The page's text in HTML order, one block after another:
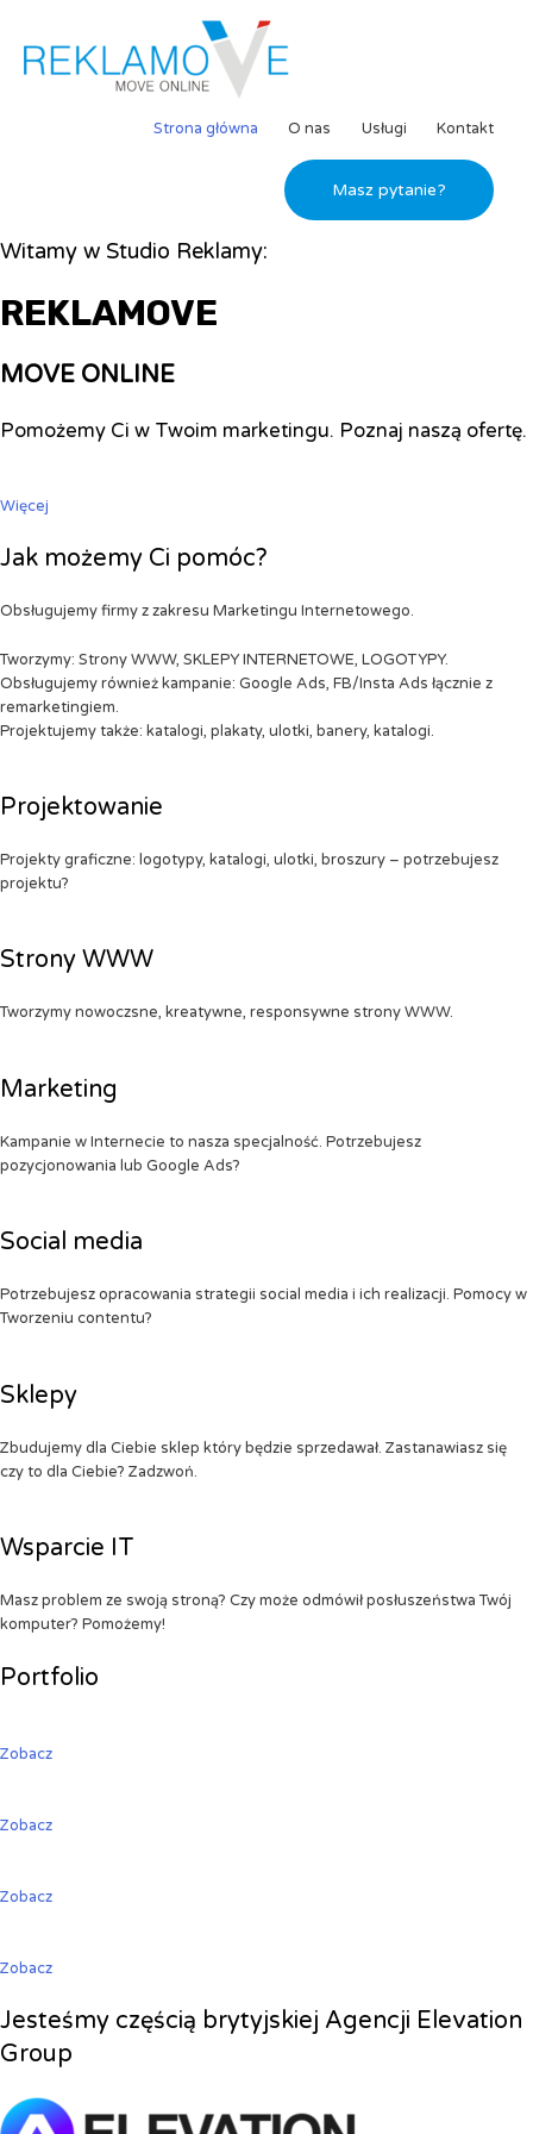
Strona główna O nas Usługi Kontakt
Masz pytanie?
Witamy w Studio Reklamy:
REKLAMOVE
MOVE ONLINE
Pomożemy Ci w Twoim marketingu. Poznaj naszą ofertę.
Więcej
Jak możemy Ci pomóc?
Obsługujemy firmy z zakresu Marketingu Internetowego.
Tworzymy: Strony WWW, SKLEPY INTERNETOWE, LOGOTYPY.
Obsługujemy również kampanie: Google Ads, FB/Insta Ads łącznie z
remarketingiem.
Projektujemy także: katalogi, plakaty, ulotki, banery, katalogi.
Projektowanie
Projekty graficzne: logotypy, katalogi, ulotki, broszury – potrzebujesz
projektu?
Strony WWW
Tworzymy nowoczsne, kreatywne, responsywne strony WWW.
Marketing
Kampanie w Internecie to nasza specjalność. Potrzebujesz
pozycjonowania lub Google Ads?
Social media
Potrzebujesz opracowania strategii social media i ich realizacji. Pomocy w
Tworzeniu contentu?
Sklepy
Zbudujemy dla Ciebie sklep który będzie sprzedawał. Zastanawiasz się
czy to dla Ciebie? Zadzwoń.
Wsparcie IT
Masz problem ze swoją stroną? Czy może odmówił posłuszeństwa Twój
komputer? Pomożemy!
Portfolio
Zobacz
Zobacz
Zobacz
Zobacz
Jesteśmy częścią brytyjskiej Agencji Elevation
Group